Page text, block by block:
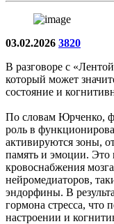
03.02.2026 3820
В разговоре с
который может
состояние и
По словам Юрченко,
роль в
активируются зоны,
память и эмоции.
кровоснабжения
нейромедиаторов,
эндорфины. В
гормона стресса, что
настроении и